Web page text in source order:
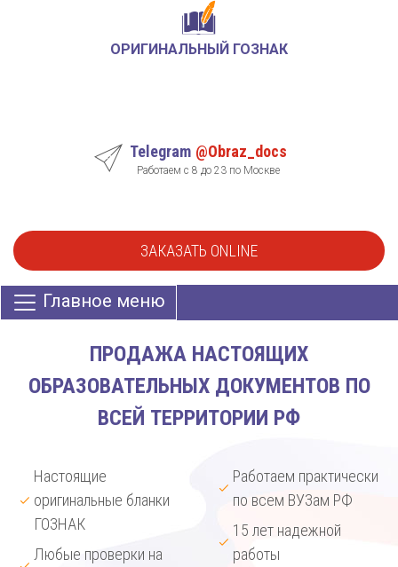
ОРИГИНАЛЬНЫЙ ГОЗНАК
Telegram @Obraz_docs
Работаем с 8 до 23 по Москве
ЗАКАЗАТЬ ONLINE
Главное меню
ПРОДАЖА НАСТОЯЩИХ
ОБРАЗОВАТЕЛЬНЫХ ДОКУМЕНТОВ ПО
ВСЕЙ ТЕРРИТОРИИ РФ
Настоящие
оригинальные бланки
ГОЗНАК
Любые проверки на
Работаем практически
по всем ВУЗам РФ
15 лет надежной
работы